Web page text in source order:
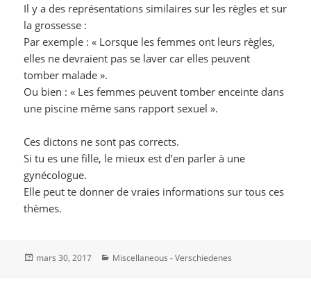
Il y a des représentations similaires sur les règles et sur
la grossesse :
Par exemple : « Lorsque les femmes ont leurs règles,
elles ne devraient pas se laver car elles peuvent
tomber malade ».
Ou bien : « Les femmes peuvent tomber enceinte dans
une piscine même sans rapport sexuel ».
Ces dictons ne sont pas corrects.
Si tu es une fille, le mieux est d’en parler à une
gynécologue.
Elle peut te donner de vraies informations sur tous ces
thèmes.
Publié
mars 30, 2017 Catégories
Miscellaneous - Verschiedenes